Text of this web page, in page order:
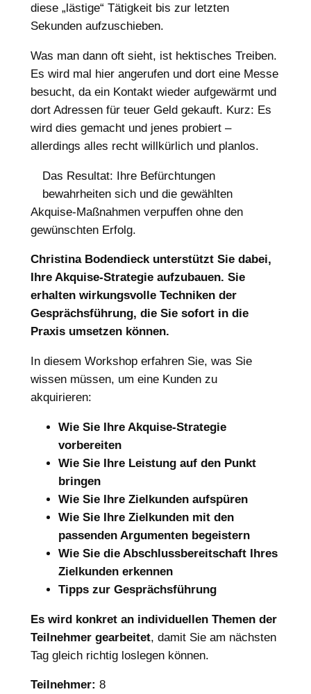
diese „lästige“ Tätigkeit bis zur letzten
Sekunden aufzuschieben.
Was man dann oft sieht, ist hektisches Treiben.
Es wird mal hier angerufen und dort eine Messe
besucht, da ein Kontakt wieder aufgewärmt und
dort Adressen für teuer Geld gekauft. Kurz: Es
wird dies gemacht und jenes probiert –
allerdings alles recht willkürlich und planlos.
Das Resultat: Ihre Befürchtungen
bewahrheiten sich und die gewählten
Akquise-Maßnahmen verpuffen ohne den
gewünschten Erfolg.
Christina Bodendieck unterstützt Sie dabei,
Ihre Akquise-Strategie aufzubauen. Sie
erhalten wirkungsvolle Techniken der
Gesprächsführung, die Sie sofort in die
Praxis umsetzen können.
In diesem Workshop erfahren Sie, was Sie
wissen müssen, um eine Kunden zu
akquirieren:
Wie Sie Ihre Akquise-Strategie
vorbereiten
Wie Sie Ihre Leistung auf den Punkt
bringen
Wie Sie Ihre Zielkunden aufspüren
Wie Sie Ihre Zielkunden mit den
passenden Argumenten begeistern
Wie Sie die Abschlussbereitschaft Ihres
Zielkunden erkennen
Tipps zur Gesprächsführung
Es wird konkret an individuellen Themen der
Teilnehmer gearbeitet, damit Sie am nächsten
Tag gleich richtig loslegen können.
Teilnehmer: 8